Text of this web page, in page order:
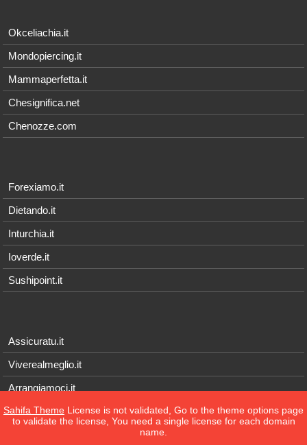
Okceliachia.it
Mondopiercing.it
Mammaperfetta.it
Chesignifica.net
Chenozze.com
Forexiamo.it
Dietando.it
Inturchia.it
Ioverde.it
Sushipoint.it
Assicuratu.it
Viverealmeglio.it
Arrangiamoci.it
Tecnichef.it
Sahifa Theme License is not validated, Go to the theme options page
to validate the license, You need a single license for each domain
name.